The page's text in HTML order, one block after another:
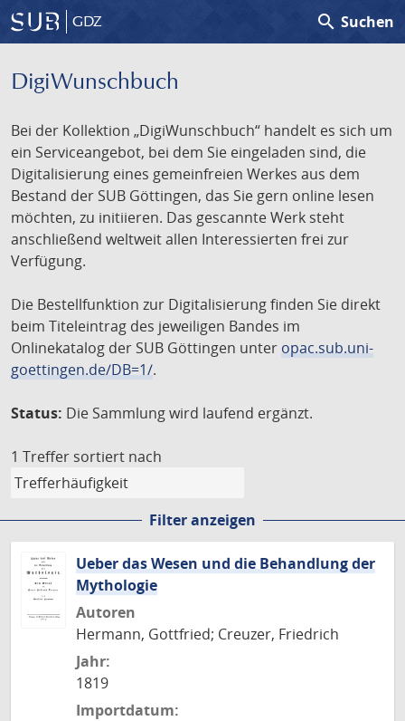
GDZ search Suchen
DigiWunschbuch
Bei der Kollektion „DigiWunschbuch“ handelt es sich um
ein Serviceangebot, bei dem Sie eingeladen sind, die
Digitalisierung eines gemeinfreien Werkes aus dem
Bestand der SUB Göttingen, das Sie gern online lesen
möchten, zu initiieren. Das gescannte Werk steht
anschließend weltweit allen Interessierten frei zur
Verfügung.
Die Bestellfunktion zur Digitalisierung finden Sie direkt
beim Titeleintrag des jeweiligen Bandes im
Onlinekatalog der SUB Göttingen unter opac.sub.uni-
goettingen.de/DB=1/.
Status: Die Sammlung wird laufend ergänzt.
1 Treffer sortiert nach
Filter anzeigen
Ueber das Wesen und die Behandlung der
Mythologie
Autoren
Hermann, Gottfried; Creuzer, Friedrich
Jahr:
1819
Importdatum: